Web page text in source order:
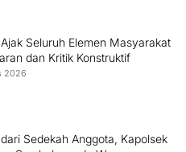
Seluruh Elemen Masyarakat
dan Kritik Konstruktif
2026
Sedekah Anggota, Kapolsek